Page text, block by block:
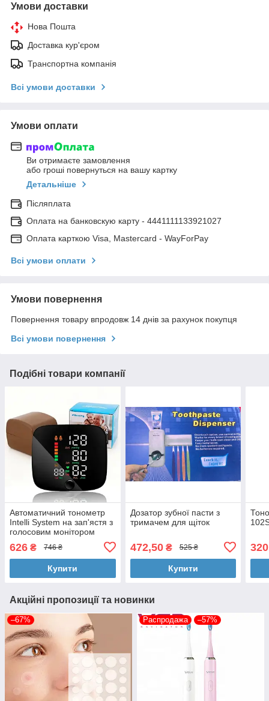
Умови доставки
Нова Пошта
Доставка кур'єром
Транспортна компанія
Всі умови доставки
Умови оплати
Ви отримаєте замовлення
або гроші повернуться на вашу картку
Детальніше
Післяплата
Оплата на банковскую карту - 4441111133921027
Оплата карткою Visa, Mastercard - WayForPay
Всі умови оплати
Умови повернення
Повернення товару впродовж 14 днів за рахунок покупця
Всі умови повернення
Подібні товари компанії
Автоматичний тонометр
Intelli System на зап'ястя з
голосовим монітором
626 ₴ 746 ₴
Купити
Дозатор зубної пасти з
тримачем для щіток
472,50₴ 525 ₴
Купити
Акційні пропозиції та новинки
–67% Распродажа –57%